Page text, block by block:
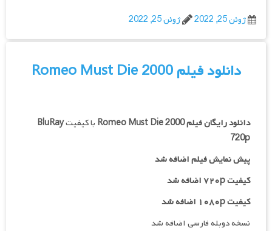
ژوئن 25, 2022
ژوئن 25, 2022
دانلود فیلم Romeo Must Die 2000
دانلود رایگان فیلمRomeo Must Die 2000 با کیفیتBluRay
720p
پیش نمایش فیلم اضافه شد
کیفیت ۷۲۰p اضافه شد
کیفیت ۱۰۸۰p اضافه شد
نسخه دوبله فارسی اضافه شد